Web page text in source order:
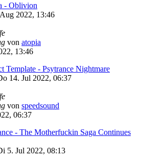
- Oblivion
2022, 13:46
von atopia
13:46
Template - Psytrance Nightmare
14. Jul 2022, 06:37
von speedsound
06:37
- The Motherfuckin Saga Continues
5. Jul 2022, 08:13